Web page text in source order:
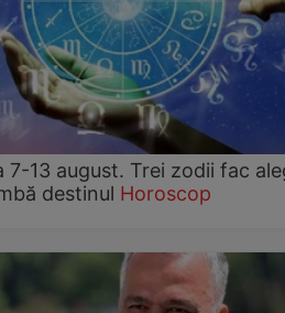
7-13 august. Trei zodii fac
destinul Horoscop